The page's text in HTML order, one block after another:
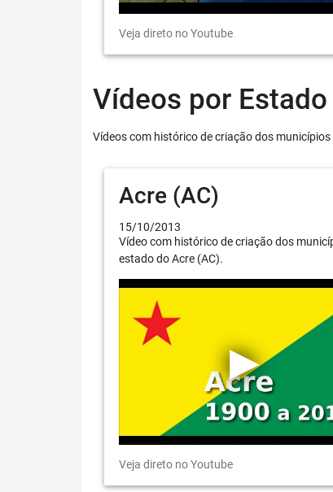
Veja direto no Youtube
Vídeos por Estado
Vídeos com histórico de criação dos
Acre (AC)
15/10/2013
Vídeo com histórico de criação dos
estado do Acre (AC).
Veja direto no Youtube